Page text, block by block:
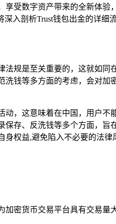
受数字资产带来的全新体验
入剖析Trust钱包出金的详细
规是至关重要的，这就如
钱等多方面的考虑，会对
，这意味着在中国，用户不
存、反洗钱等多个方面，
权益,避免陷入不必要的法律
密货币交易平台具有交易量